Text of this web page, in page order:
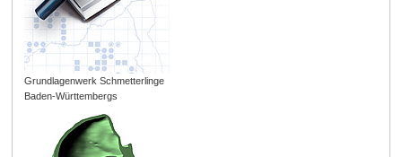
Grundlagenwerk Schmetterlinge
Baden-Württembergs